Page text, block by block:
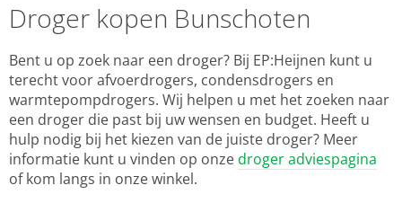
Droger kopen Bunschoten
Bent u op zoek naar een droger? Bij EP:Heijnen kunt u
terecht voor afvoerdrogers, condensdrogers en
warmtepompdrogers. Wij helpen u met het zoeken naar
een droger die past bij uw wensen en budget. Heeft u
hulp nodig bij het kiezen van de juiste droger? Meer
informatie kunt u vinden op onzedroger adviespagina
of kom langs in onze winkel.